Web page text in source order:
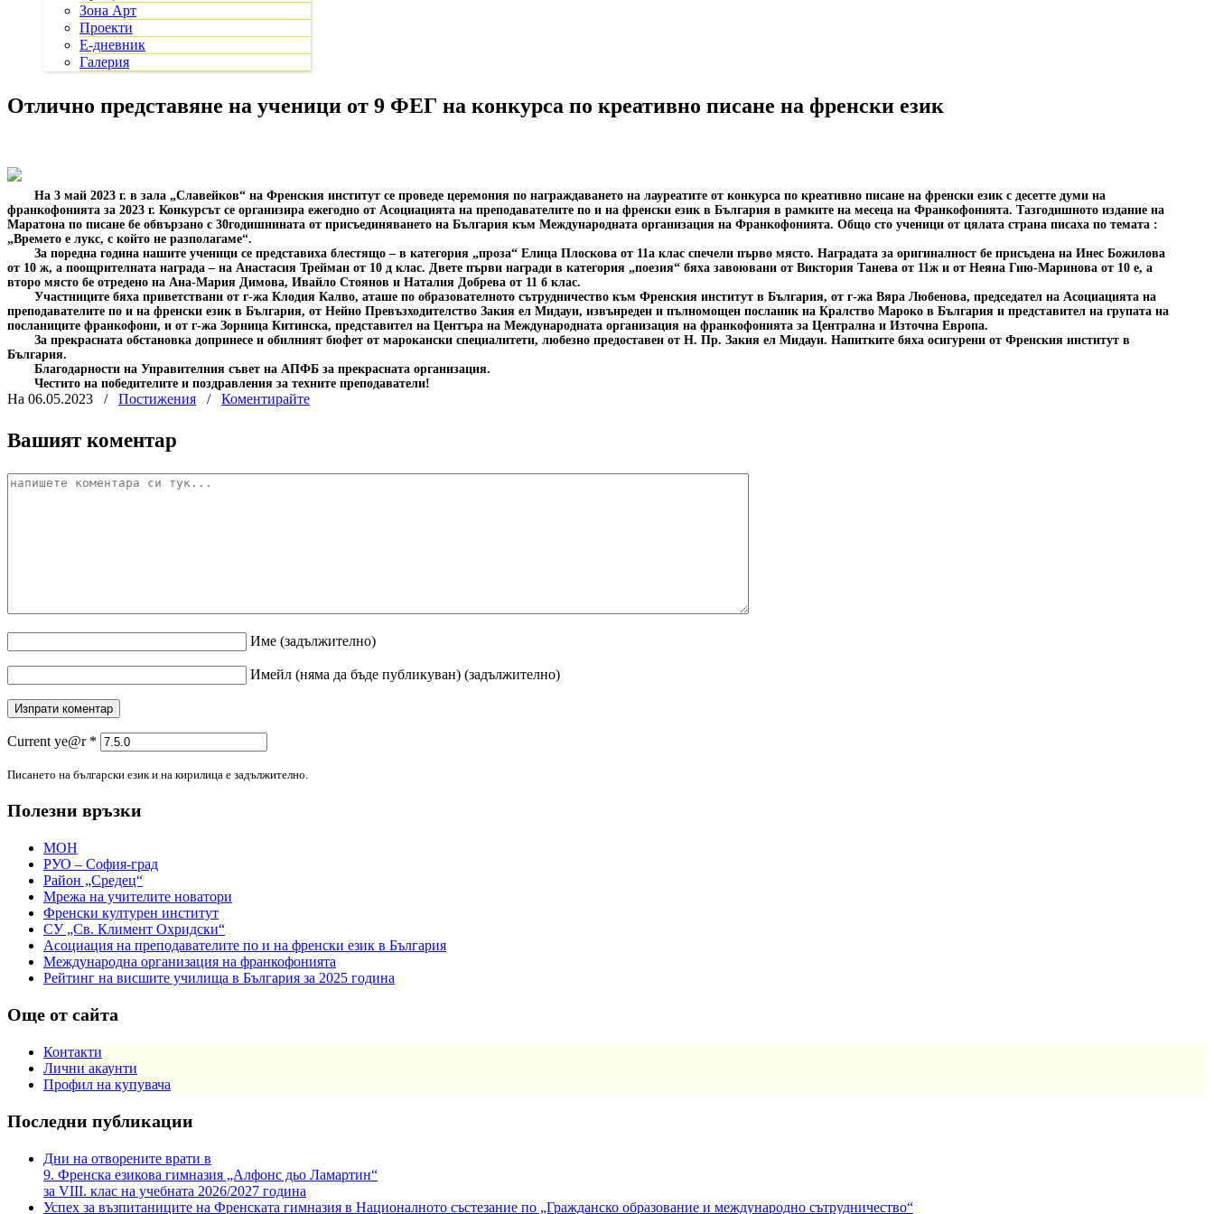
Зона Арт
Проекти
Е-дневник
Галерия
Отлично представяне на ученици от 9 ФЕГ на конкурса по креативно писане на френски език
На 3 май 2023 г. в зала „Славейков“ на Френския институт се проведе церемония по награждаването на лауреатите от конкурса по креативно писане на френски език с десетте думи на
франкофонията за 2023 г. Конкурсът се организира ежегодно от Асоциацията на преподавателите по и на френски език в България в рамките на месеца на Франкофонията. Тазгодишното издание на
Маратона по писане бе обвързано с 30годишнината от присъединяването на България към Международната организация на Франкофонията. Общо сто ученици от цялата страна писаха по темата :
„Времето е лукс, с който не разполагаме“.
За поредна година нашите ученици се представиха блестящо – в категория „проза“ Елица Плоскова от 11а клас спечели първо място. Наградата за оригиналност бе присъдена на Инес Божилова
от 10 ж, а поощрителната награда – на Анастасия Трейман от 10 д клас. Двете първи награди в категория „поезия“ бяха завоювани от Виктория Танева от 11ж и от Неяна Гию-Маринова от 10 е, а
второ място бе отредено на Ана-Мария Димова, Ивайло Стоянов и Наталия Добрева от 11 б клас.
Участниците бяха приветствани от г-жа Клодия Калво, аташе по образователното сътрудничество към Френския институт в България, от г-жа Вяра Любенова, председател на Асоциацията на
преподавателите по и на френски език в България, от Нейно Превъзходителство Закия ел Мидауи, извънреден и пълномощен посланик на Кралство Мароко в България и представител на групата на
посланиците франкофони, и от г-жа Зорница Китинска, представител на Центъра на Международната организация на франкофонията за Централна и Източна Европа.
За прекрасната обстановка допринесе и обилният бюфет от марокански специалитети, любезно предоставен от Н. Пр. Закия ел Мидауи. Напитките бяха осигурени от Френския институт в
България.
Благодарности на Управителния съвет на АПФБ за прекрасната организация.
Честито на победителите и поздравления за техните преподаватели!
На 06.05.2023 / Постижения / Коментирайте
Вашият коментар
Име (задължително)
Имейл (няма да бъде публикуван) (задължително)
Current ye@r *
Писането на български език и на кирилица е задължително.
Полезни връзки
МОН
РУО – София-град
Район „Средец“
Мрежа на учителите новатори
Френски културен институт
СУ „Св. Климент Охридски“
Асоциация на преподавателите по и на френски език в България
Международна организация на франкофонията
Рейтинг на висшите училища в България за 2025 година
Още от сайта
Контакти
Лични акаунти
Профил на купувача
Последни публикации
Дни на отворените врати в
9. Френска езикова гимназия „Алфонс дьо Ламартин“
за VIII. клас на учебната 2026/2027 година
Успех за възпитаниците на Френската гимназия в Националното състезание по „Гражданско образование и международно сътрудничество“